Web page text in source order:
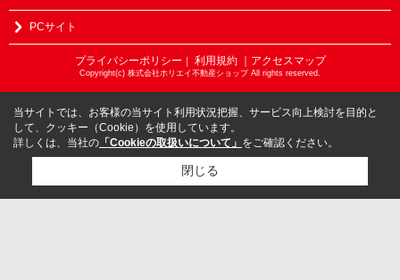
PCサイト
プライバシーポリシー ｜ 利用規約 ｜アクセスマップ
Copyright(c) 株式会社ホリエイ不動産ショップ All rights reserved.
当サイトでは、お客様の当サイト利用状況把握、サービス向上検討を目的と
して、クッキー（Cookie）を使用しています。
詳しくは、当社の 「Cookieの取扱いについて」 をご確認ください。
閉じる